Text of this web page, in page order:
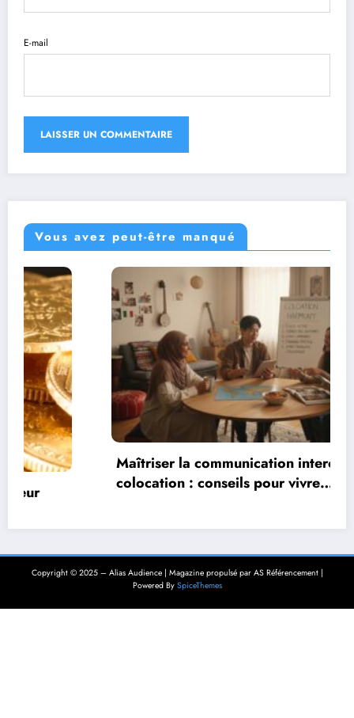
E-mail
Vous avez peut-être manqué
Maîtriser la communication interculturelle en
colocation : conseils pour vivre
harmonieusement dans un environnement
Copyright © 2025 – Alias Audience | Magazine propulsé par AS Référencement |
Powered By SpiceThemes